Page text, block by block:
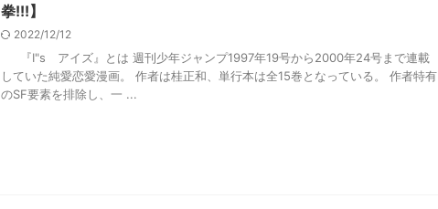
拳!!!】
2022/12/12
『I"s アイズ』とは 週刊少年ジャンプ1997年19号から2000年24号まで連載
していた純愛恋愛漫画。 作者は桂正和、単行本は全15巻となっている。 作者特有
のSF要素を排除し、一 ...